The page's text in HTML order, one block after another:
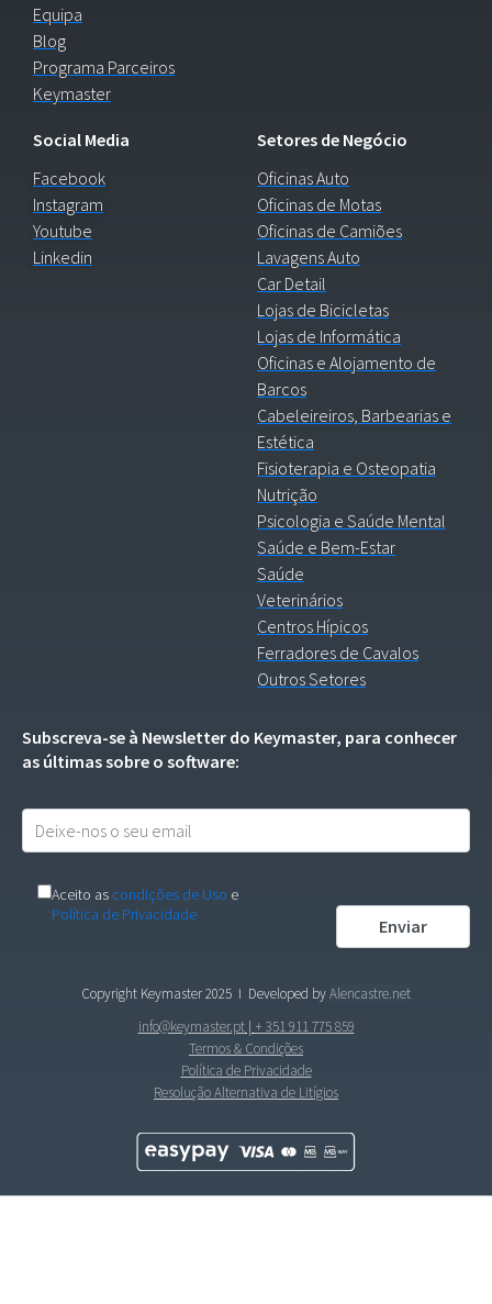
Equipa
Blog
Programa Parceiros
Keymaster
Social Media
Facebook
Instagram
Youtube
Linkedin
Setores de Negócio
Oficinas Auto
Oficinas de Motas
Oficinas de Camiões
Lavagens Auto
Car Detail
Lojas de Bicicletas
Lojas de Informática
Oficinas e Alojamento de
Barcos
Cabeleireiros, Barbearias e
Estética
Fisioterapia e Osteopatia
Nutrição
Psicologia e Saúde Mental
Saúde e Bem-Estar
Saúde
Veterinários
Centros Hípicos
Ferradores de Cavalos
Outros Setores
Subscreva-se à Newsletter do Keymaster, para conhecer
as últimas sobre o software:
Aceito as condições de Uso e
Política de Privacidade
Copyright Keymaster 2025 I Developed byAlencastre.net
info@keymaster.pt| + 351 911 775 859
Termos & Condições
Política de Privacidade
Resolução Alternativa de Litígios